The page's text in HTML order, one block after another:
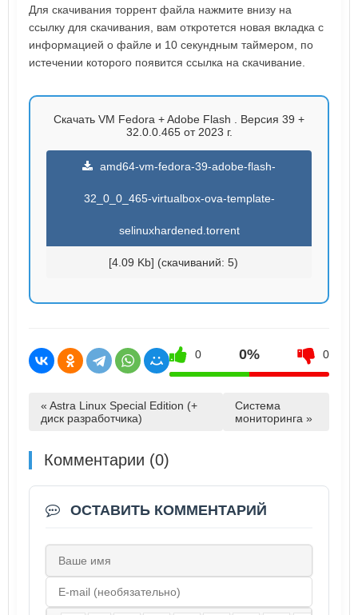
Для скачивания торрент файла нажмите внизу на
ссылку для скачивания, вам откротется новая вкладка с
информацией о файле и 10 секундным таймером, по
истечении которого появится ссылка на скачивание.
Скачать VM Fedora + Adobe Flash . Версия 39 +
32.0.0.465 от 2023 г.
amd64-vm-fedora-39-adobe-flash-
32_0_0_465-virtualbox-ova-template-
selinuxhardened.torrent
[4.09 Kb] (cкачиваний: 5)
0 0% 0
« Astra Linux Special Edition (+
диск разработчика)
Система
мониторинга »
Комментарии (0)
ОСТАВИТЬ КОММЕНТАРИЙ